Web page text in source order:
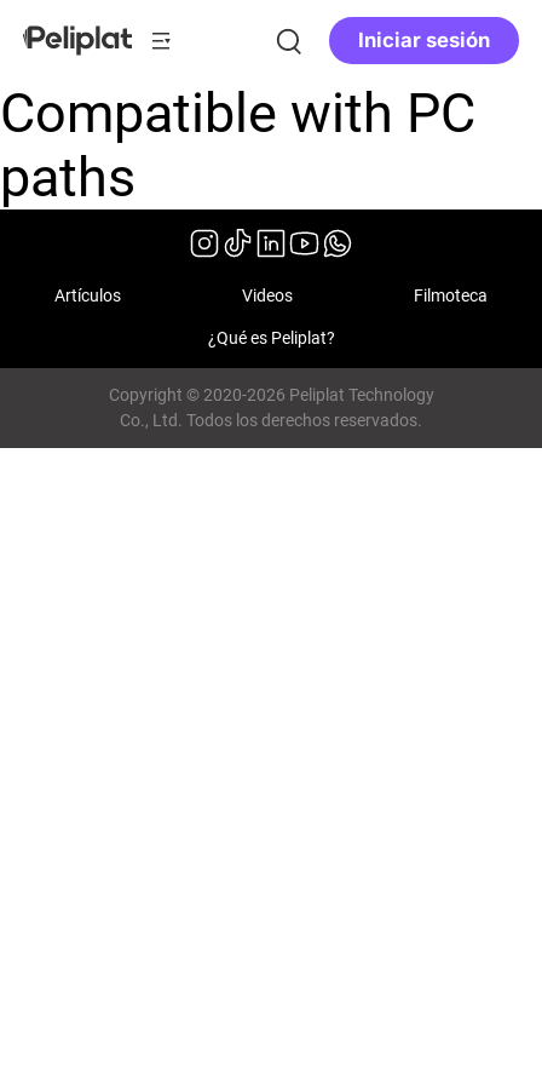
Iniciar sesión
Compatible with PC
paths
Artículos Videos Filmoteca
¿Qué es Peliplat?
Copyright © 2020-2026 Peliplat Technology
Co., Ltd. Todos los derechos reservados.